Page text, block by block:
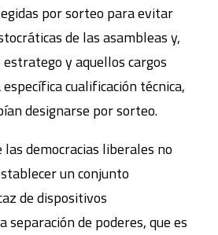
por sorteo para evitar
de las asambleas y,
y aquellos cargos
cualificación técnica,
designarse por sorteo.
las democracias liberales no
un conjunto
de dispositivos
separación de poderes, que es